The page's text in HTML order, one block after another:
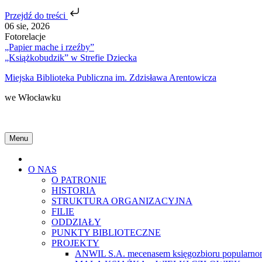
Przejdź do treści
Skip
to
content
06 sie, 2026
Fotorelacje
„Papier mache i rzeźby”
„Książkobudzik” w Strefie Dziecka
Miejska Biblioteka Publiczna im. Zdzisława Arentowicza
we Włocławku
Menu
O NAS
O PATRONIE
HISTORIA
STRUKTURA ORGANIZACYJNA
FILIE
ODDZIAŁY
PUNKTY BIBLIOTECZNE
PROJEKTY
ANWIL S.A. mecenasem księgozbioru